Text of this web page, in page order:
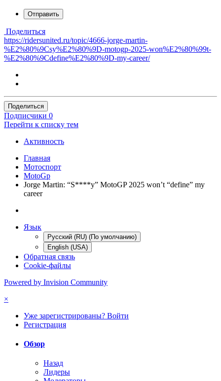
Отправить
Поделиться
https://ridersunited.ru/topic/4666-jorge-martin-
%E2%80%9Csy%E2%80%9D-motogp-2025-won%E2%80%99t-
%E2%80%9Cdefine%E2%80%9D-my-career/
Поделиться
Подписчики 0
Перейти к списку тем
Активность
Главная
Мотоспорт
MotoGp
Jorge Martin: “S****y” MotoGP 2025 won’t “define” my
career
Язык
Русский (RU) (По умолчанию)
English (USA)
Обратная связь
Cookie-файлы
Powered by Invision Community
×
Уже зарегистрированы? Войти
Регистрация
Обзор
Назад
Лидеры